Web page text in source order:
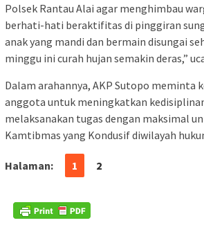
Polsek Rantau Alai agar menghimbau
berhati-hati beraktifitas di pinggiran
anak yang mandi dan bermain disungai
minggu ini curah hujan semakin deras,”
Dalam arahannya, AKP Sutopo meminta
anggota untuk meningkatkan
melaksanakan tugas dengan maksimal
Kamtibmas yang Kondusif diwilayah
Halaman: 1 2